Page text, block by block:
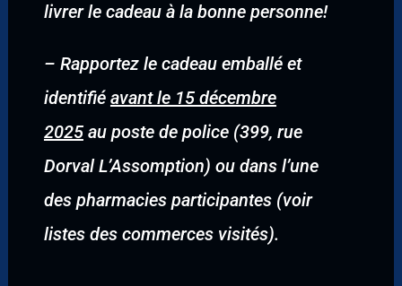
livrer le cadeau à la bonne personne!
– Rapportez le cadeau emballé et
identifié avant le 15 décembre
2025au poste de police (399, rue
Dorval L’Assomption) ou dans l’une
des pharmacies participantes (voir
listes des commerces visités).